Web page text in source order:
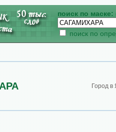
поиск по маске:
поиск по
Город в